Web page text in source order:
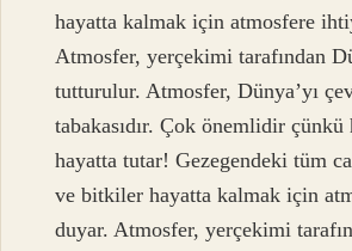
hayatta kalmak için atmosfere
Atmosfer, yerçekimi tarafından
tutturulur. Atmosfer, Dünya’yı
tabakasıdır. Çok önemlidir
hayatta tutar! Gezegendeki tüm
ve bitkiler hayatta kalmak için
duyar. Atmosfer, yerçekimi